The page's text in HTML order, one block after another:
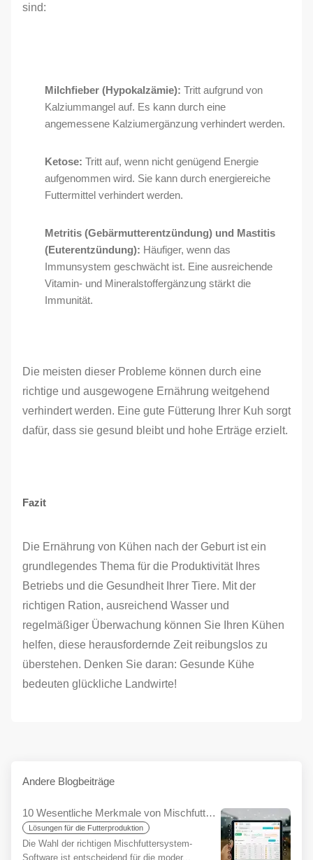
sind:
Milchfieber (Hypokalzämie): Tritt aufgrund von
Kalziummangel auf. Es kann durch eine
angemessene Kalziumergänzung verhindert werden.
Ketose: Tritt auf, wenn nicht genügend Energie
aufgenommen wird. Sie kann durch energiereiche
Futtermittel verhindert werden.
Metritis (Gebärmutterentzündung) und Mastitis
(Euterentzündung): Häufiger, wenn das
Immunsystem geschwächt ist. Eine ausreichende
Vitamin- und Mineralstoffergänzung stärkt die
Immunität.
Die meisten dieser Probleme können durch eine
richtige und ausgewogene Ernährung weitgehend
verhindert werden. Eine gute Fütterung Ihrer Kuh sorgt
dafür, dass sie gesund bleibt und hohe Erträge erzielt.
Fazit
Die Ernährung von Kühen nach der Geburt ist ein
grundlegendes Thema für die Produktivität Ihres
Betriebs und die Gesundheit Ihrer Tiere. Mit der
richtigen Ration, ausreichend Wasser und
regelmäßiger Überwachung können Sie Ihren Kühen
helfen, diese herausfordernde Zeit reibungslos zu
überstehen. Denken Sie daran: Gesunde Kühe
bedeuten glückliche Landwirte!
Andere Blogbeiträge
10 Wesentliche Merkmale von Mischfuttersystemen und der YemYap Unterschied
Lösungen für die Futterproduktion
Die Wahl der richtigen Mischfuttersystem-
Software ist entscheidend für die moder...